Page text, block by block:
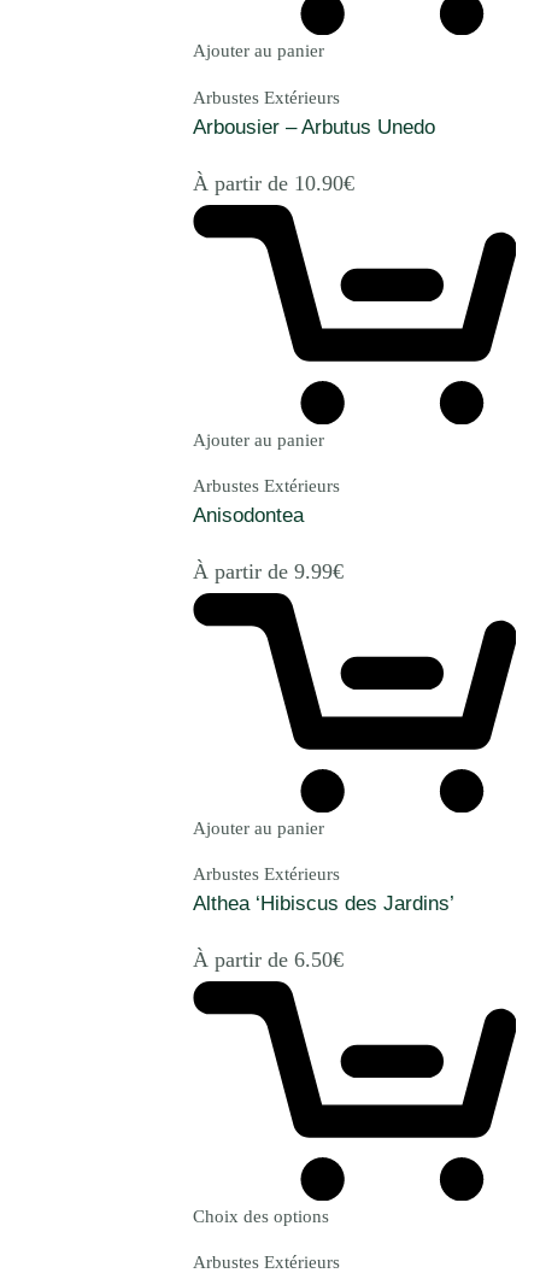
Ajouter au panier
Arbustes Extérieurs
Arbousier – Arbutus Unedo
À partir de 10.90€
Ajouter au panier
Arbustes Extérieurs
Anisodontea
À partir de 9.99€
Ajouter au panier
Arbustes Extérieurs
Althea ‘Hibiscus des Jardins’
À partir de 6.50€
Choix des options
Arbustes Extérieurs